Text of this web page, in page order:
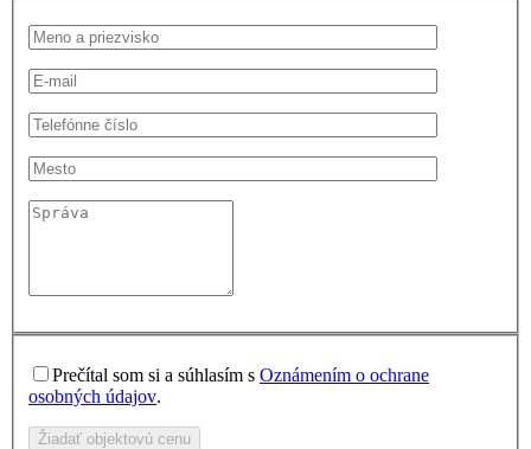
Prečítal som si a súhlasím s Oznámením o ochrane
osobných údajov.
Žiadať objektovú cenu